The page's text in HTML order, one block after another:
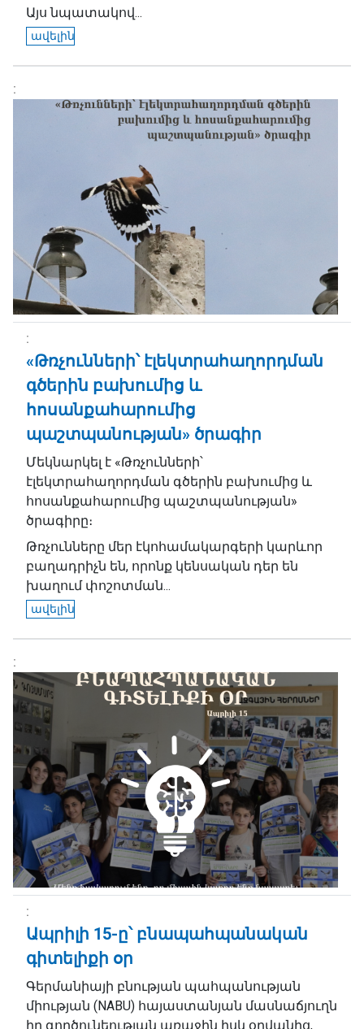
Այս նպատակով...
ավելին
«Թռչունների՝ էլեկտրահաղորդման
գծերին բախումից և
հոսանքահարումից
պաշտպանության» ծրագիր
Մեկնարկել է «Թռչունների՝
էլեկտրահաղորդման գծերին բախումից և
հոսանքահարումից պաշտպանության»
ծրագիրը։
Թռչունները մեր էկոհամակարգերի կարևոր
բաղադրիչն են, որոնք կենսական դեր են
խաղում փոշոտման...
ավելին
Ապրիլի 15-ը՝ բնապահպանական
գիտելիքի օր
Գերմանիայի բնության պահպանության
միության (NABU) հայաստանյան մասնաճյուղն
իր գործունեության առաջին իսկ օրվանից,